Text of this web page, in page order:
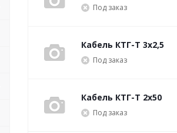
Под заказ
Кабель КТГ-Т 3х2,5
Под заказ
Кабель КТГ-Т 2х50
Под заказ